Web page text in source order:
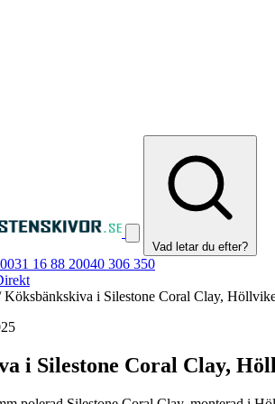
Vad letar du efter?
031 16 88 20040 306 350
Köksbänkskiva i Silestone Coral Clay,
i Silestone Coral Clay,